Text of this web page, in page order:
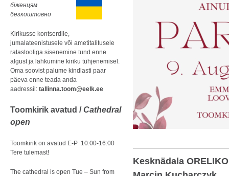
біженцям
безкоштовно
Kirikusse kontserdile,
jumalateenistusele või ametitalitusele
ratastooliga sisenemine tund enne
algust ja lahkumine kiriku tühjenemisel.
Oma soovist palume kindlasti paar
päeva enne teada anda
aadressil: tallinna.toom@eelk.ee
Toomkirik avatud /Cathedral
open
Toomkirik on avatud E-P 10:00-16:00
Tere tulemast!
The cathedral is open Tue – Sun from
Kesknädala